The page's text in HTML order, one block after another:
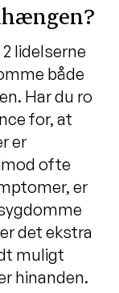
lidelserne
både
Har du ro
for, at
er
ofte
er
det ekstra
muligt
hinanden.